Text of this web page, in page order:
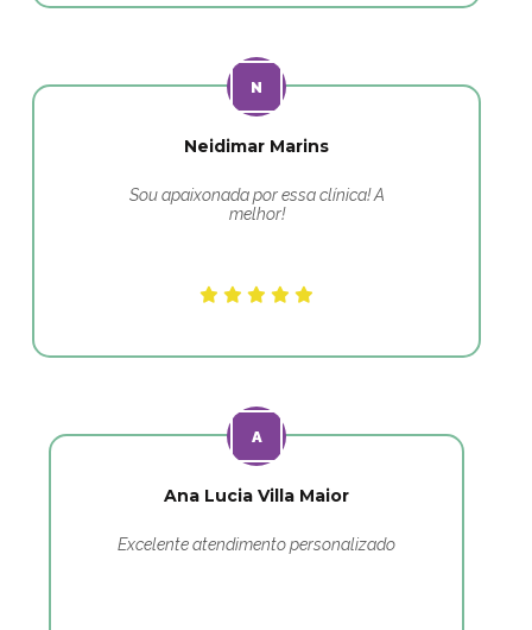
Neidimar Marins
Sou apaixonada por essa clínica! A
melhor!
Ana Lucia Villa Maior
Excelente atendimento personalizado